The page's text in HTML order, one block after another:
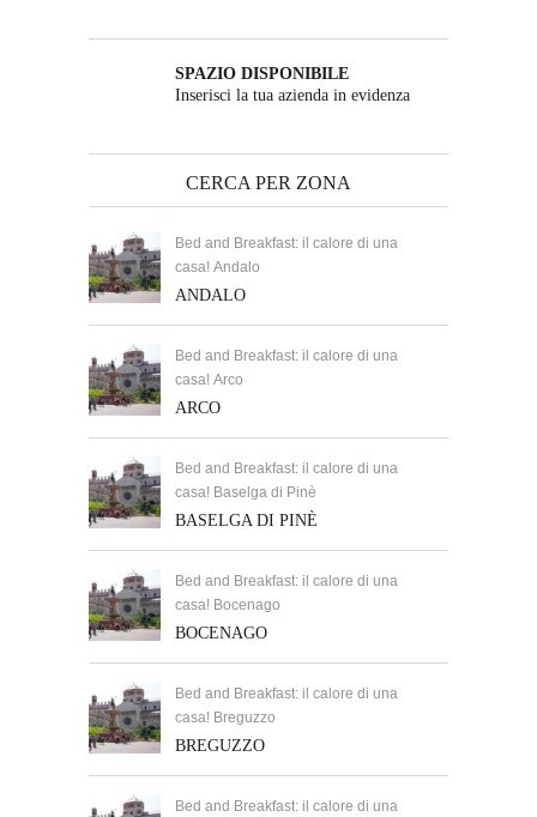
SPAZIO DISPONIBILE
Inserisci la tua azienda in evidenza
CERCA PER ZONA
Bed and Breakfast: il calore di una
casa! Andalo
ANDALO
Bed and Breakfast: il calore di una
casa! Arco
ARCO
Bed and Breakfast: il calore di una
casa! Baselga di Pinè
BASELGA DI PINÈ
Bed and Breakfast: il calore di una
casa! Bocenago
BOCENAGO
Bed and Breakfast: il calore di una
casa! Breguzzo
BREGUZZO
Bed and Breakfast: il calore di una